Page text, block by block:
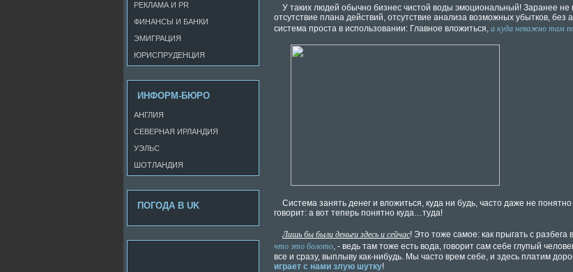
У таких людей обычно бизнес чистой воды эмоциональный! Заранее
отсутствие плана действий, отсутствие анализа возможных убытков, без
система проста в использовании: Главное вложиться, а куда неважно там по
Система занять денег и вложиться, куда ни будь, часто даже не понятно
говорит: а вот теперь понятно куда…туда!
Лишь бы были деньги здесь и сейчас! Это тоже самое: как прыгать с разбега
что это болото, - ведь там тоже есть вода, говорит сам себе глупый
все и сразу, выплыву как-нибудь. Мы часто врем себе, и здесь платим
играет с нами злую шутку!
РЕКЛАМА И PR
ФИНАНСЫ И БАНКИ
ЭМИГРАЦИЯ
ЮРИСПРУДЕНЦИЯ
ИНФОРМ-БЮРО
АНГЛИЯ
СЕВЕРНАЯ ИРЛАНДИЯ
УЭЛЬС
ШОТЛАНДИЯ
ПОГОДА В UK